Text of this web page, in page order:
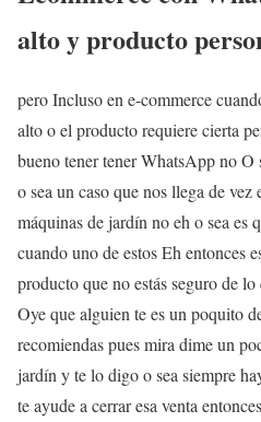
alto y producto
pero Incluso en e-commerce
alto o el producto requiere cierta
bueno tener tener WhatsApp no
o sea un caso que nos llega de
máquinas de jardín no eh o sea es
cuando uno de estos Eh entonces
producto que no estás seguro de
Oye que alguien te es un poquito
recomiendas pues mira dime un
jardín y te lo digo o sea siempre
te ayude a cerrar esa venta